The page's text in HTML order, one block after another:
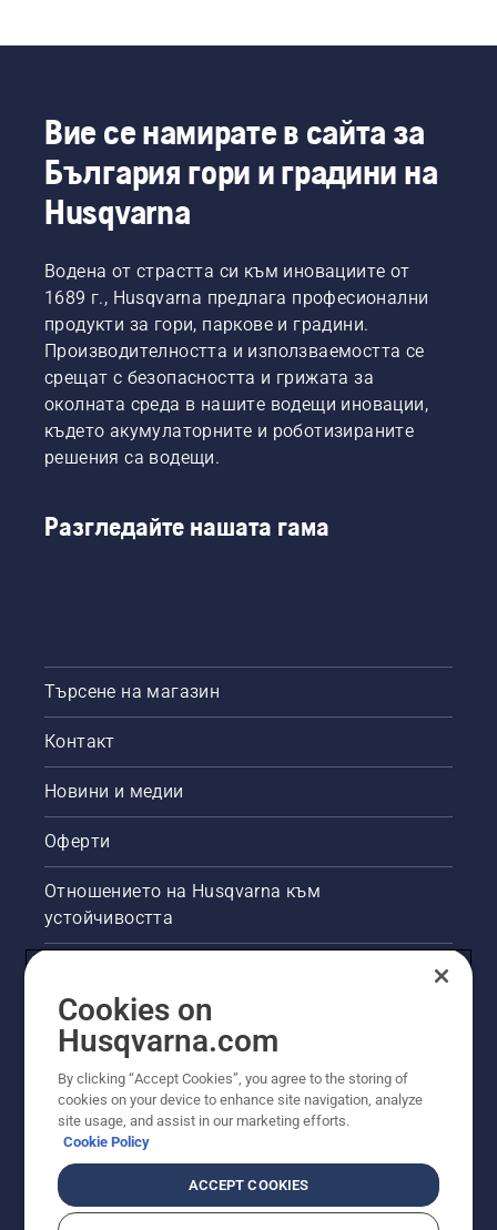
която се нуждаете, за да постигнете целите
Вие се намирате в сайта за
България гори и градини на
Husqvarna
Водена от страстта си към иновациите от
1689 г., Husqvarna предлага професионални
продукти за гори, паркове и градини.
Производителността и използваемостта се
срещат с безопасността и грижата за
околната среда в нашите водещи иновации,
където акумулаторните и роботизираните
решения са водещи.
Разгледайте нашата гама
Търсене на магазин
Контакт
Новини и медии
Оферти
Отношението на Husqvarna към
устойчивостта
Други сайтове на Husqvarna
Cookies on
Husqvarna.com
By clicking “Accept Cookies”, you agree to the storing of
cookies on your device to enhance site navigation, analyze
site usage, and assist in our marketing efforts.
Cookie Policy
ACCEPT COOKIES